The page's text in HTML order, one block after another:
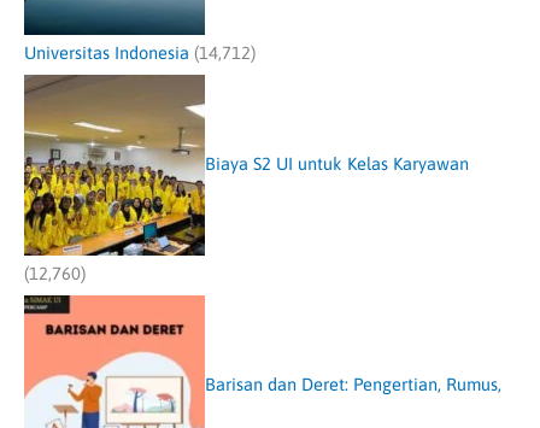
Universitas Indonesia (14,712)
Biaya S2 UI untuk Kelas Karyawan
(12,760)
Barisan dan Deret: Pengertian, Rumus,